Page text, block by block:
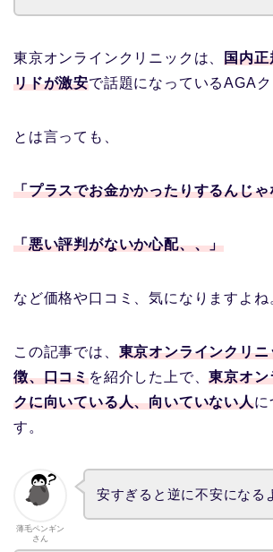
東京オンラインクリニックは、国内正
リドが激安で話題になっているAGAク
とは言っても、
「プラスでお金かかったりするんじ
「悪い評判がないか心配、、」
など価格や口コミ、気になりますよね
この記事では、 東京オンラインクリ
徴、口コミを紹介した上で、東京オン
クに向いている人、向いていない人に
す。
薄毛ペンギン
さん
安すぎると逆に不安になる